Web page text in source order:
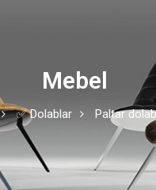
Mebel
✅ Dolablar Paltar